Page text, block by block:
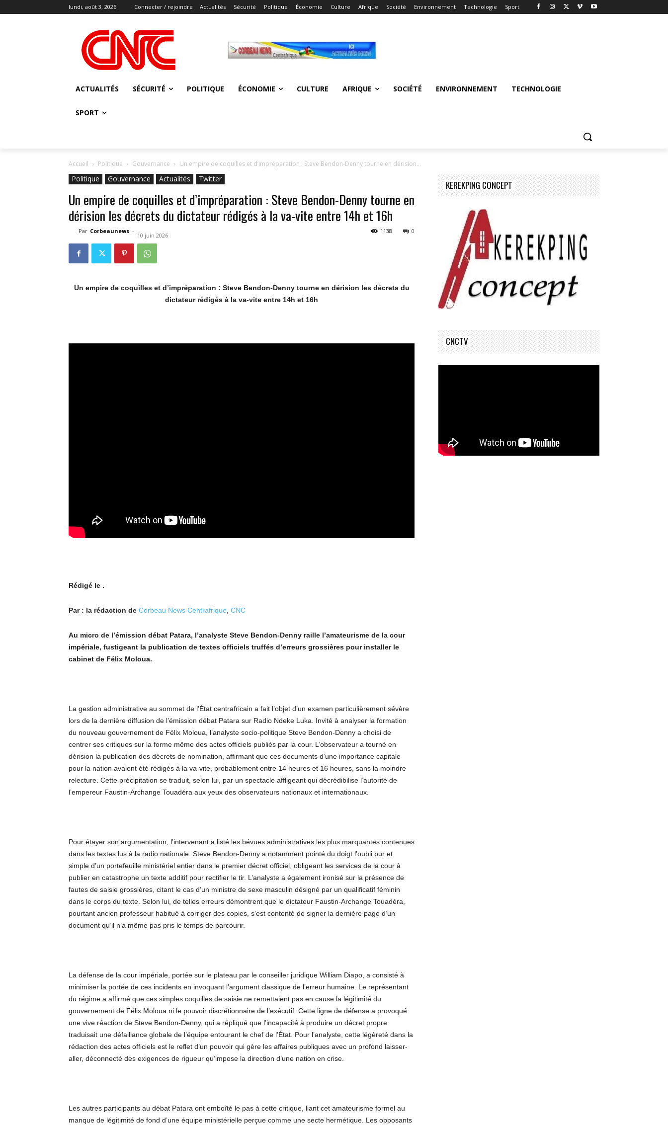
lundi, août 3, 2026 Connecter / rejoindre Actualités Sécurité Politique Économie Culture Afrique Société Environnement Technologie Sport
ACTUALITÉS SÉCURITÉ POLITIQUE ÉCONOMIE CULTURE AFRIQUE SOCIÉTÉ ENVIRONNEMENT TECHNOLOGIE
SPORT
Accueil Politique Gouvernance Un empire de coquilles et d’impréparation : Steve Bendon-Denny tourne en dérision...
Politique Gouvernance Actualités Twitter
Un empire de coquilles et d’impréparation : Steve Bendon-Denny tourne en
dérision les décrets du dictateur rédigés à la va-vite entre 14h et 16h
Par Corbeaunews -
10 juin 2026
0
1138
Un empire de coquilles et d’impréparation : Steve Bendon-Denny tourne en dérision les décrets du
dictateur rédigés à la va-vite entre 14h et 16h
Rédigé le .
Par : la rédaction de Corbeau News Centrafrique CNC
Au micro de l’émission débat Patara, l’analyste Steve Bendon-Denny raille l’amateurisme de la cour
impériale, fustigeant la publication de textes officiels truffés d’erreurs grossières pour installer le
cabinet de Félix Moloua.
La gestion administrative au sommet de l’État centrafricain a fait l’objet d’un examen particulièrement sévère
lors de la dernière diffusion de l’émission débat Patara sur Radio Ndeke Luka. Invité à analyser la formation
du nouveau gouvernement de Félix Moloua, l’analyste socio-politique Steve Bendon-Denny a choisi de
centrer ses critiques sur la forme même des actes officiels publiés par la cour. L’observateur a tourné en
dérision la publication des décrets de nomination, affirmant que ces documents d’une importance capitale
pour la nation avaient été rédigés à la va-vite, probablement entre 14 heures et 16 heures, sans la moindre
relecture. Cette précipitation se traduit, selon lui, par un spectacle affligeant qui décrédibilise l’autorité de
l’empereur Faustin-Archange Touadéra aux yeux des observateurs nationaux et internationaux.
Pour étayer son argumentation, l’intervenant a listé les bévues administratives les plus marquantes contenues
dans les textes lus à la radio nationale. Steve Bendon-Denny a notamment pointé du doigt l’oubli pur et
simple d’un portefeuille ministériel entier dans le premier décret officiel, obligeant les services de la cour à
publier en catastrophe un texte additif pour rectifier le tir. L’analyste a également ironisé sur la présence de
fautes de saisie grossières, citant le cas d’un ministre de sexe masculin désigné par un qualificatif féminin
dans le corps du texte. Selon lui, de telles erreurs démontrent que le dictateur Faustin-Archange Touadéra,
pourtant ancien professeur habitué à corriger des copies, s’est contenté de signer la dernière page d’un
document qu’il n’a même pas pris le temps de parcourir.
La défense de la cour impériale, portée sur le plateau par le conseiller juridique William Diapo, a consisté à
minimiser la portée de ces incidents en invoquant l’argument classique de l’erreur humaine. Le représentant
du régime a affirmé que ces simples coquilles de saisie ne remettaient pas en cause la légitimité du
gouvernement de Félix Moloua ni le pouvoir discrétionnaire de l’exécutif. Cette ligne de défense a provoqué
une vive réaction de Steve Bendon-Denny, qui a répliqué que l’incapacité à produire un décret propre
traduisait une défaillance globale de l’équipe entourant le chef de l’État. Pour l’analyste, cette légèreté dans la
rédaction des actes officiels est le reflet d’un pouvoir qui gère les affaires publiques avec un profond laisser-
aller, déconnecté des exigences de rigueur qu’impose la direction d’une nation en crise.
Les autres participants au débat Patara ont emboîté le pas à cette critique, liant cet amateurisme formel au
manque de légitimité de fond d’une équipe ministérielle perçue comme une secte hermétique. Les opposants
KEREKPING CONCEPT
CNCTV